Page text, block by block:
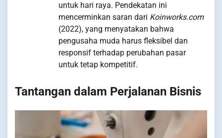
untuk hari raya. Pendekatan ini
mencerminkan saran dari Koinworks.com
(2022), yang menyatakan bahwa
pengusaha muda harus fleksibel dan
responsif terhadap perubahan pasar
untuk tetap kompetitif.
Tantangan dalam Perjalanan Bisnis